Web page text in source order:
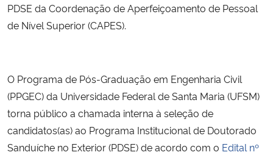
Ministério do Desenvolvimento Regional
Ministério da Mulher, da Família e dos Direitos Humanos
Secretaria-Geral
Secretaria de Governo
PDSE da Coordenação de Aperfeiçoamento de Pessoal
de Nível Superior (CAPES).
O Programa de Pós-Graduação em Engenharia Civil
(PPGEC) da Universidade Federal de Santa Maria (UFSM)
torna público a chamada interna à seleção de
candidatos(as) ao Programa Institucional de Doutorado
Sanduíche no Exterior (PDSE) de acordo com o Edital nº